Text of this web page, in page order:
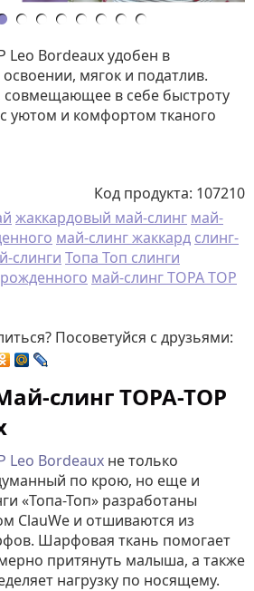
Leo Bordeaux удобен в
мягок и податлив.
в себе быстроту
уютом и комфортом тканого
Код продукта: 107210
жаккардовый май-слинг май-
май-слинг жаккард слинг-
слинги Топа Топ слинги
май-слинг TOPA TOP
Посоветуйся с друзьями:
слинг TOPA-TOP
Leo Bordeaux не только
по крою, но еще и
«Топа-Топ» разработаны
ClauWе и отшиваются из
Шарфовая ткань помогает
притянуть малыша, а также
нагрузку по носящему.